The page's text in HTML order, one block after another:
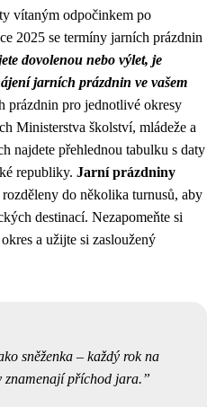
vítaným odpočinkem po
2025 se termíny jarních prázdnin
dovolenou nebo výlet, je
jarních prázdnin ve vašem
prázdnin pro jednotlivé okresy
Ministerstva školství, mládeže a
najdete přehlednou tabulku s daty
republiky. Jarní prázdniny
rozděleny do několika turnusů, aby
destinací. Nezapomeňte si
a užijte si zasloužený
sněženka – každý rok na
znamenají příchod jara.